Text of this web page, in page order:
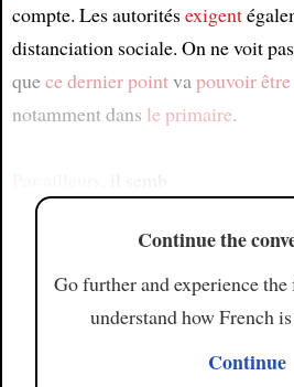
compte. Les autoritésexigent
distanciation sociale. On ne voit
quece dernier pointvapouvoir
notamment dans le primaire.
Continue the
Go further and experience
understand how French
Continue